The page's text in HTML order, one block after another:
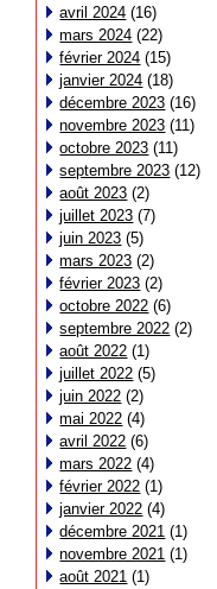
avril 2024 (16)
mars 2024 (22)
février 2024 (15)
janvier 2024 (18)
décembre 2023 (16)
novembre 2023 (11)
octobre 2023 (11)
septembre 2023 (12)
août 2023 (2)
juillet 2023 (7)
juin 2023 (5)
mars 2023 (2)
février 2023 (2)
octobre 2022 (6)
septembre 2022 (2)
août 2022 (1)
juillet 2022 (5)
juin 2022 (2)
mai 2022 (4)
avril 2022 (6)
mars 2022 (4)
février 2022 (1)
janvier 2022 (4)
décembre 2021 (1)
novembre 2021 (1)
août 2021 (1)